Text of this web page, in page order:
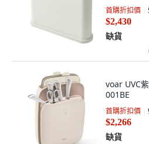
首購折扣價
$2,430
缺貨
voar UVC
001BE
首購折扣價
$2,266
缺貨